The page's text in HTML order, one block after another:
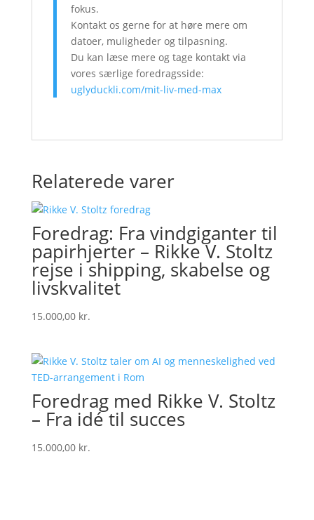
fokus.
Kontakt os gerne for at høre mere om
datoer, muligheder og tilpasning.
Du kan læse mere og tage kontakt via
vores særlige foredragsside:
uglyduckli.com/mit-liv-med-max
Relaterede varer
Foredrag: Fra vindgiganter til
papirhjerter – Rikke V. Stoltz
rejse i shipping, skabelse og
livskvalitet
15.000,00 kr.
Foredrag med Rikke V. Stoltz
– Fra idé til succes
15.000,00 kr.